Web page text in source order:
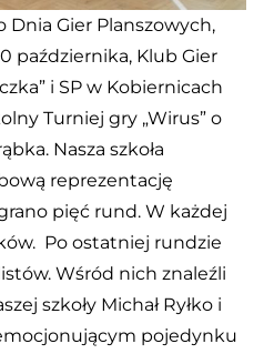
Gier Planszowych,
października, Klub Gier
i SP w Kobiernicach
Turniej gry „Wirus” o
Nasza szkoła
reprezentację
pięć rund. W każdej
Po ostatniej rundzie
Wśród nich znaleźli
szkoły Michał Ryłko i
pojedynku